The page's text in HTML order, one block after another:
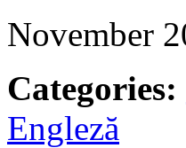
November
Categories:
Engleză